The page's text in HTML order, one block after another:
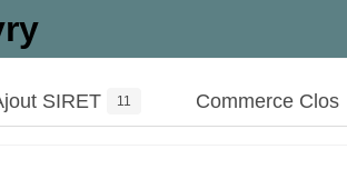
SIRET 11 Commerce Clos